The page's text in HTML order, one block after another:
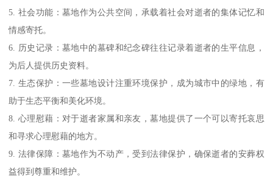
5. 社会功能：墓地作为公共空间，承载着社会对逝者的集体记忆和
情感寄托。
6. 历史记录：墓地中的墓碑和纪念碑往往记录着逝者的生平信息，
为后人提供历史资料。
7. 生态保护：一些墓地设计注重环境保护，成为城市中的绿地，有
助于生态平衡和美化环境。
8. 心理慰藉：对于逝者家属和亲友，墓地提供了一个可以寄托哀思
和寻求心理慰藉的地方。
9. 法律保障：墓地作为不动产，受到法律保护，确保逝者的安葬权
益得到尊重和维护。